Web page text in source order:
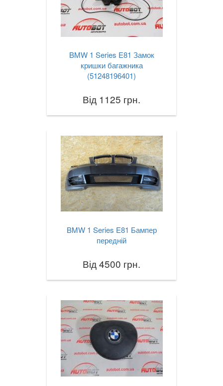
BMW 1 Series E81 Замок
кришки багажника
(51248196401)
Від 1125 грн.
BMW 1 Series E81 Бампер
передній
Від 4500 грн.